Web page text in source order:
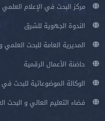
مركز البحث في الإعلام
الندوة الجهوية للشرق
المديرية العامة للبحث العلمي
حاضنة الأعمال الرقمية
الوكالة الموضوعاتية للبحث في
فضاء التعليم العالي و البحث